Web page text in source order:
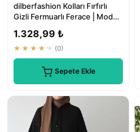
dilberfashion Kolları Fırfırlı
Gizli Fermuarlı Ferace | Moda
1.328,99 ₺
★★★★★ (0)
Sepete Ekle